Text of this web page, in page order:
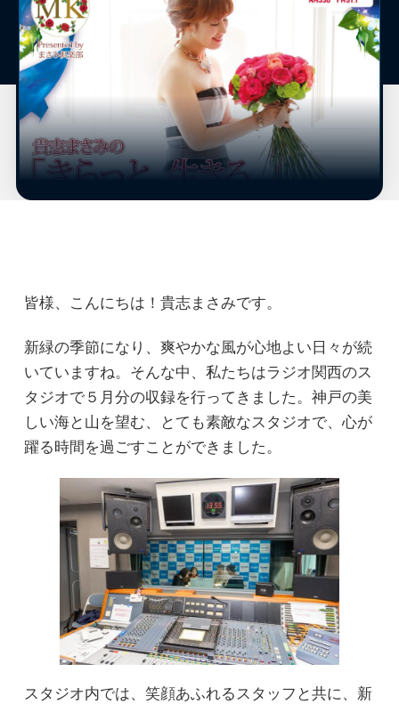
皆様、こんにちは！貴志まさみです。
新緑の季節になり、爽やかな風が心地よい日々が続
いていますね。そんな中、私たちはラジオ関西のス
タジオで５月分の収録を行ってきました。神戸の美
しい海と山を望む、とても素敵なスタジオで、心が
躍る時間を過ごすことができました。
スタジオ内では、笑顔あふれるスタッフと共に、新